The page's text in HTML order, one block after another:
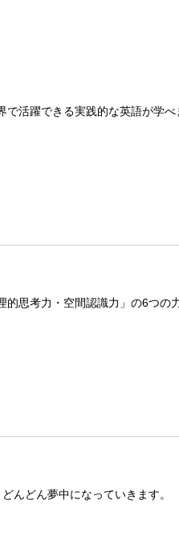
活躍できる実践的な英語が学べ
思考力・空間認識力」の6つの
んどん夢中になっていきます。